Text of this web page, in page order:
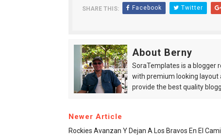
SHARE THIS: Facebook Twitter
About Berny
SoraTemplates is a blogger
with premium looking layout
provide the best quality
Newer Article
Rockies Avanzan Y Dejan A Los Bravos En El